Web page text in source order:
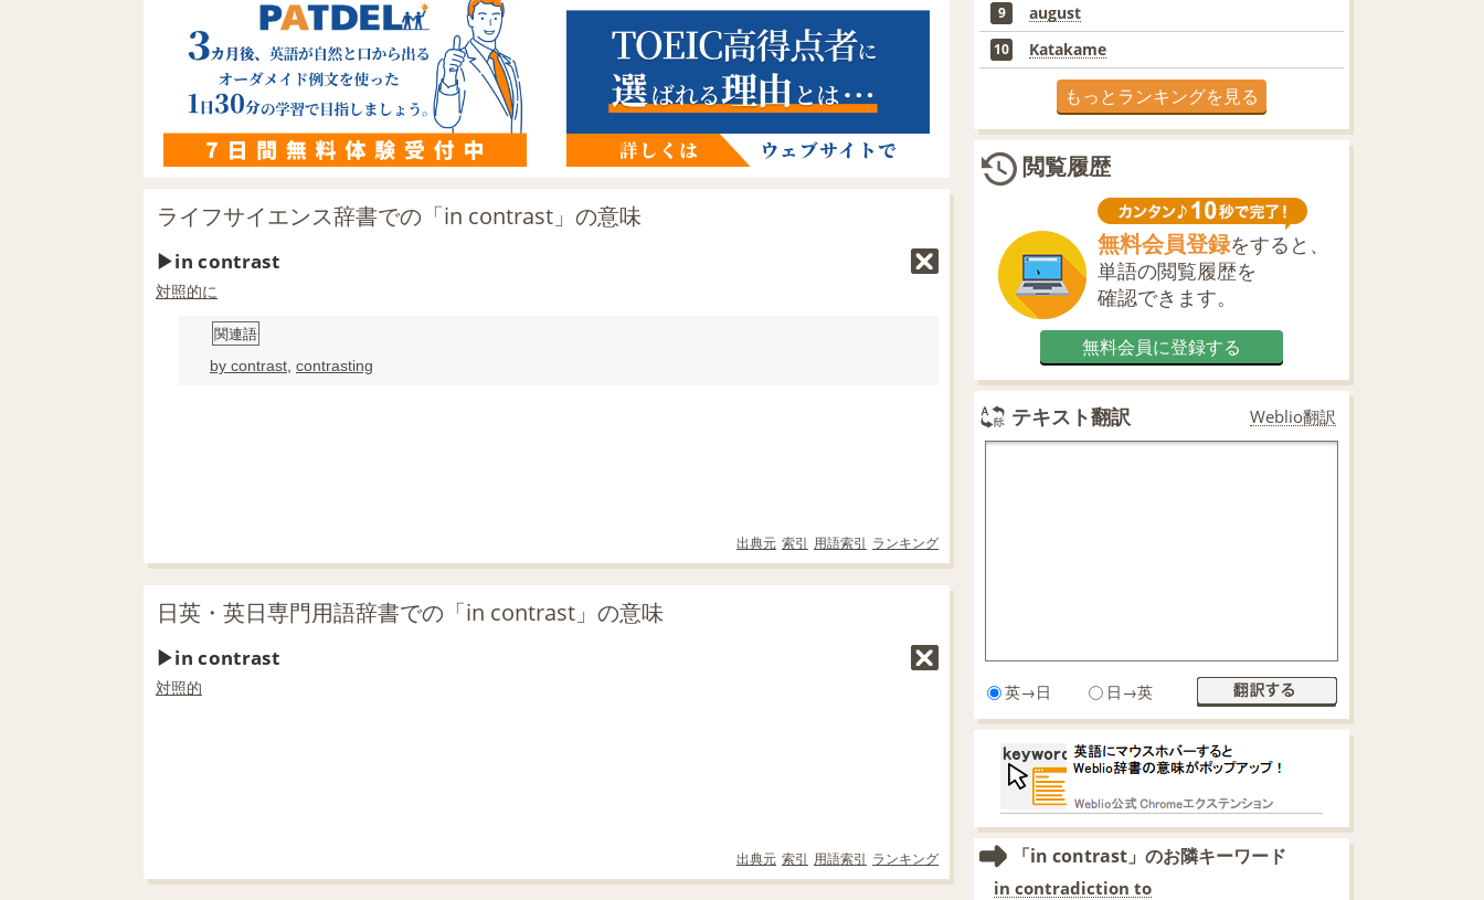
ライフサイエンス辞書での「in contrast」の意味
in contrast
対照的に
関連語
by contrast contrasting
出典元 索引 用語索引 ランキング
日英・英日専門用語辞書での「in contrast」の意味
in contrast
対照的
出典元 索引 用語索引 ランキング
9 august
10 Katakame
もっとランキングを見る
閲覧履歴
無料会員登録をすると、
単語の閲覧履歴を
確認できます。
無料会員に登録する
テキスト翻訳 Weblio翻訳
英→日 日→英
「in contrast」のお隣キーワード
in contradiction to